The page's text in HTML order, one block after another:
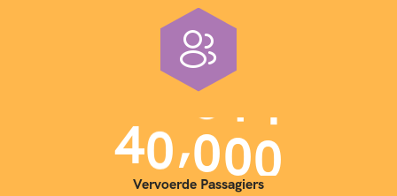
40,000
Vervoerde Passagiers